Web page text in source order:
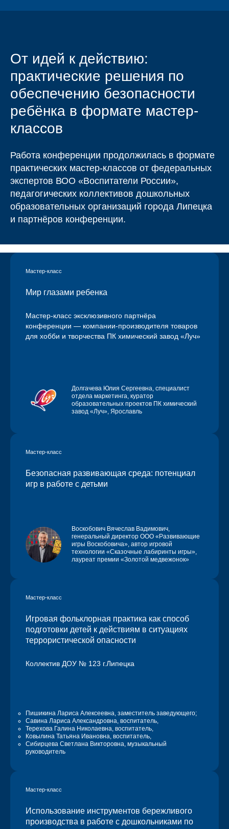
От идей к действию:
практические решения по
обеспечению безопасности
ребёнка в формате мастер-
классов
Работа конференции продолжилась в формате
практических мастер-классов от федеральных
экспертов ВОО «Воспитатели России»,
педагогических коллективов дошкольных
образовательных организаций города Липецка
и партнёров конференции.
Мастер-класс
Мир глазами ребенка
Мастер-класс эксклюзивного партнёра
конференции — компании-производителя товаров
для хобби и творчества ПК химический завод «Луч»
Долгачева Юлия Сергеевна, специалист
отдела маркетинга, куратор
образовательных проектов ПК химический
завод «Луч», Ярославль
Мастер-класс
Безопасная развивающая среда: потенциал
игр в работе с детьми
Воскобович Вячеслав Вадимович,
генеральный директор ООО «Развивающие
игры Воскобовича», автор игровой
технологии «Сказочные лабиринты игры»,
лауреат премии «Золотой медвежонок»
Мастер-класс
Игровая фольклорная практика как способ
подготовки детей к действиям в ситуациях
террористической опасности
Коллектив ДОУ № 123 г.Липецка
Пишикина Лариса Алексеевна, заместитель заведующего;
Савина Лариса Александровна, воспитатель,
Терехова Галина Николаевна, воспитатель,
Ковылина Татьяна Ивановна, воспитатель,
Сибирцева Светлана Викторовна, музыкальный
руководитель
Мастер-класс
Использование инструментов бережливого
производства в работе с дошкольниками по